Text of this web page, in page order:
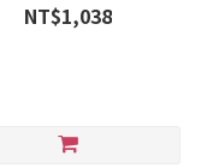
NT$1,038